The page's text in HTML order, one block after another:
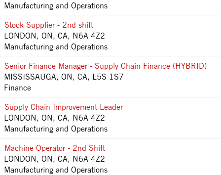
Manufacturing and Operations
Stock Supplier - 2nd shift
LONDON, ON, CA, N6A 4Z2
Manufacturing and Operations
Senior Finance Manager - Supply Chain Finance (HYBRID)
MISSISSAUGA, ON, CA, L5S 1S7
Finance
Supply Chain Improvement Leader
LONDON, ON, CA, N6A 4Z2
Manufacturing and Operations
Machine Operator - 2nd Shift
LONDON, ON, CA, N6A 4Z2
Manufacturing and Operations